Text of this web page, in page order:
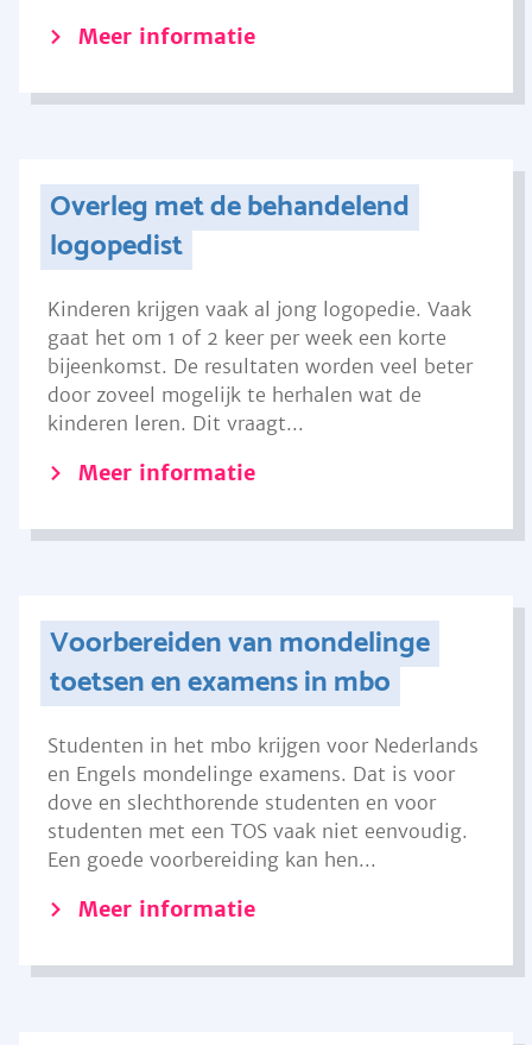
Meer informatie
Overleg met de behandelend
logopedist
Kinderen krijgen vaak al jong logopedie. Vaak
gaat het om 1 of 2 keer per week een korte
bijeenkomst. De resultaten worden veel beter
door zoveel mogelijk te herhalen wat de
kinderen leren. Dit vraagt...
Meer informatie
Voorbereiden van mondelinge
toetsen en examens in mbo
Studenten in het mbo krijgen voor Nederlands
en Engels mondelinge examens. Dat is voor
dove en slechthorende studenten en voor
studenten met een TOS vaak niet eenvoudig.
Een goede voorbereiding kan hen...
Meer informatie